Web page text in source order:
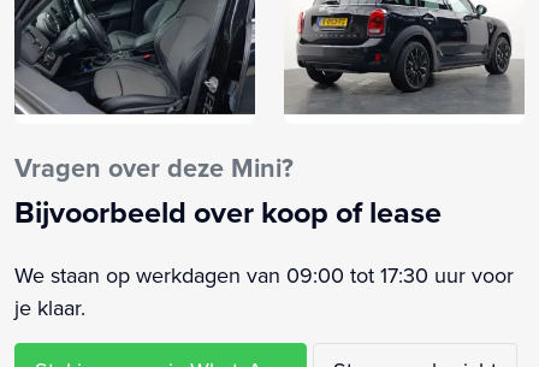
Airbag passagier
Alarm klasse 3
Anti Blokkeer Systeem
Armsteun voor
Bandenspanningscontrolesysteem
Bestuurdersstoel in hoogte verstelbaar
Boordcomputer
Buitenspiegels elektrisch verstel- en verwarmbaar
Centrale vergrendeling met afstandsbediening
Vragen over deze Mini?
Bijvoorbeeld over koop of lease
We staan op werkdagen van 09:00 tot 17:30 uur voor
je klaar.